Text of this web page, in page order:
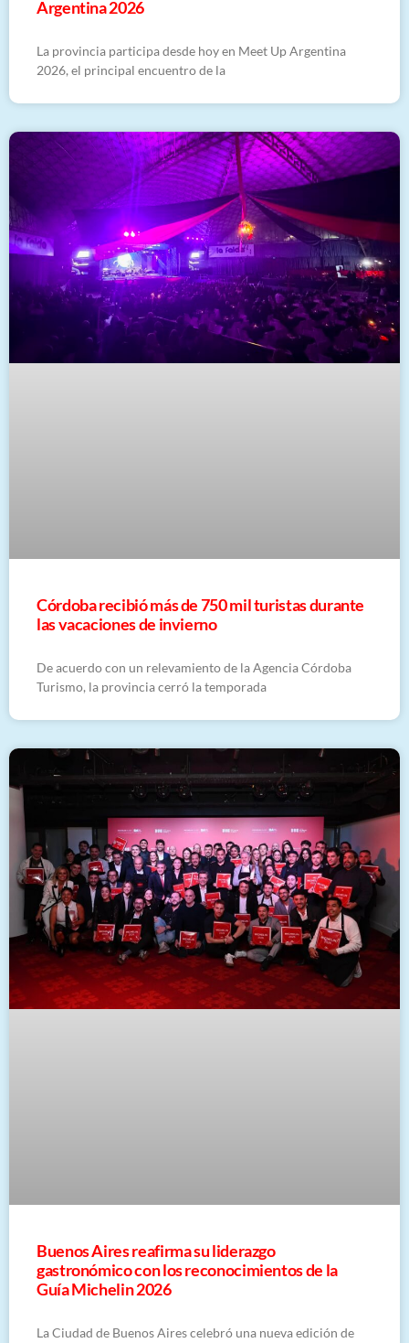
Argentina 2026
La provincia participa desde hoy en Meet Up Argentina
2026, el principal encuentro de la
Córdoba recibió más de 750 mil turistas durante
las vacaciones de invierno
De acuerdo con un relevamiento de la Agencia Córdoba
Turismo, la provincia cerró la temporada
Buenos Aires reafirma su liderazgo
gastronómico con los reconocimientos de la
Guía Michelin 2026
La Ciudad de Buenos Aires celebró una nueva edición de